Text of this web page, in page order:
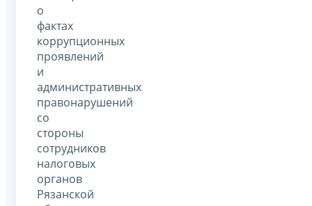
о
фактах
коррупционных
проявлений
и
административных
правонарушений
со
стороны
сотрудников
налоговых
органов
Рязанской